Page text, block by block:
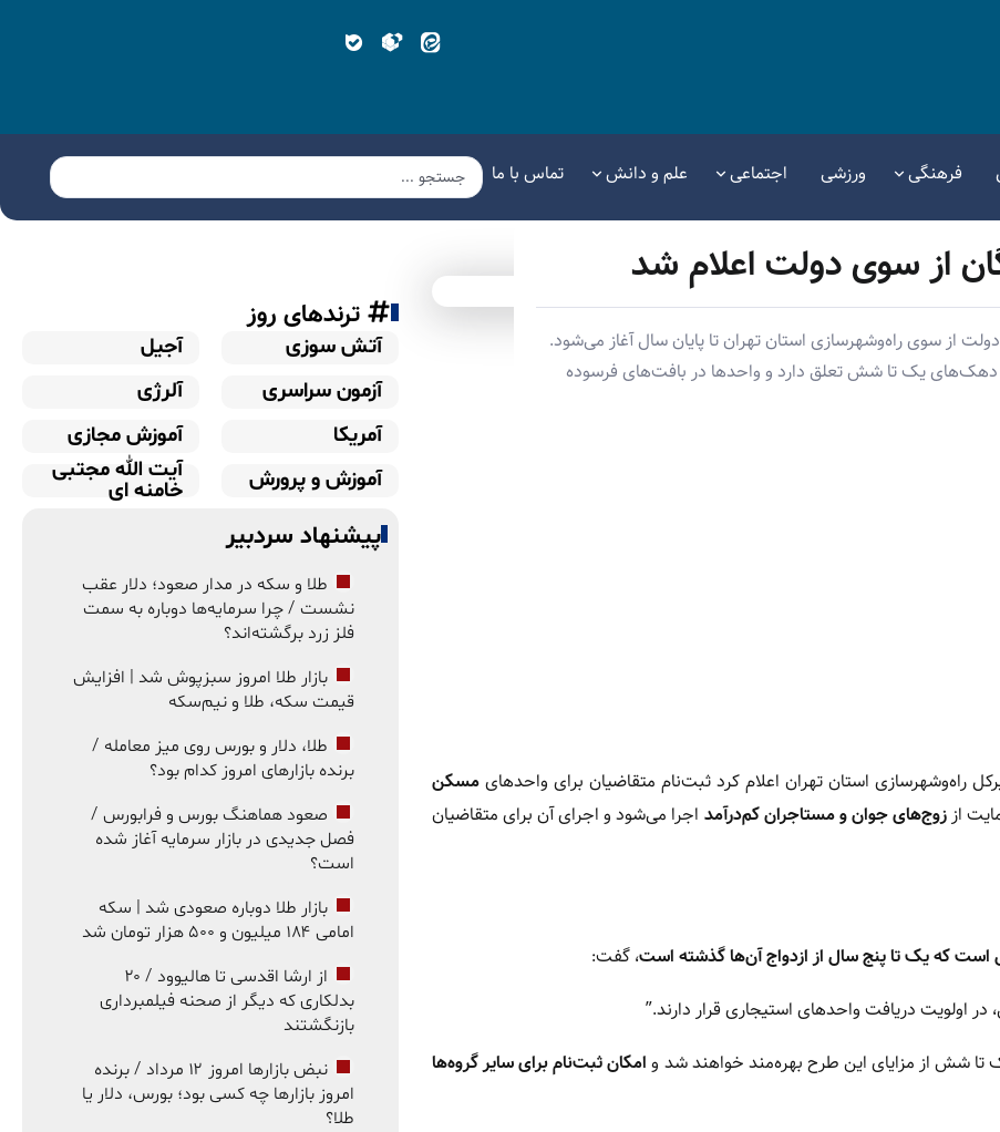
فرهنگی ورزشی اجتماعی علم و دانش تماس با ما
از سوی دولت اعلام شد
از سوی راه‌وشهرسازی استان تهران تا پایان سال آغاز می‌شود.
دهک‌های یک تا شش تعلق دارد و واحدها در بافت‌های فرسوده
راه‌وشهرسازی استان تهران اعلام کرد ثبت‌نام متقاضیان برای واحدهای مسکن
زوج‌های جوان و مستاجران کم‌درآمد اجرا می‌شود و اجرای آن برای متقاضیان
است که یک تا پنج سال از ازدواج آن‌ها گذشته است، گفت:
اولویت دریافت واحدهای استیجاری قرار دارند.”
تا شش از مزایای این طرح بهره‌مند خواهند شد و امکان ثبت‌نام برای سایر گروه‌ها
ترندهای روز
آتش سوزی
آجیل
آزمون سراسری
آلرژی
آمریکا
آموزش مجازی
آموزش و پرورش
آیت الله مجتبی
خامنه ای
پیشنهاد سردبیر
طلا و سکه در مدار صعود؛ دلار عقب
نشست / چرا سرمایه‌ها دوباره به سمت
فلز زرد برگشته‌اند؟
بازار طلا امروز سبزپوش شد | افزایش
قیمت سکه، طلا و نیم‌سکه
طلا، دلار و بورس روی میز معامله /
برنده بازارهای امروز کدام بود؟
صعود هماهنگ بورس و فرابورس /
فصل جدیدی در بازار سرمایه آغاز شده
است؟
بازار طلا دوباره صعودی شد | سکه
امامی ۱۸۴ میلیون و ۵۰۰ هزار تومان شد
از ارشا اقدسی تا هالیوود / ۲۰
بدلکاری که دیگر از صحنه فیلمبرداری
بازنگشتند
نبض بازارها امروز ۱۲ مرداد / برنده
امروز بازارها چه کسی بود؛ بورس، دلار یا
طلا؟